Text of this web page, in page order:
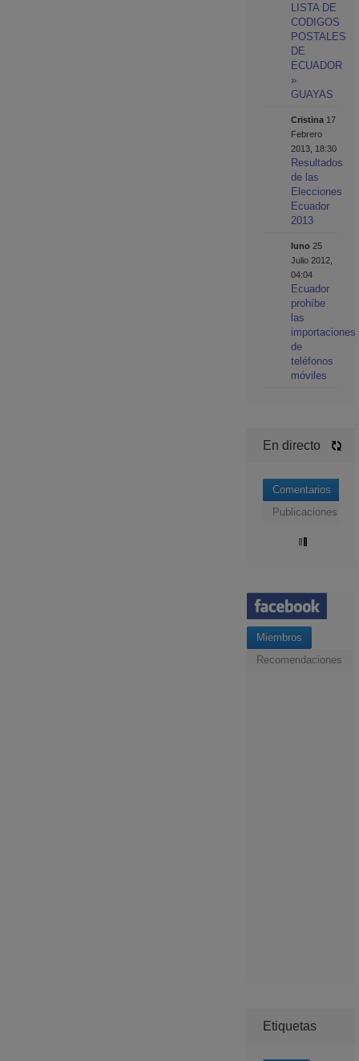
LISTA DE
CODIGOS
POSTALES
DE
ECUADOR
»
GUAYAS
Cristina 17
Febrero
2013, 18:30
Resultados
de las
Elecciones
Ecuador
2013
luno 25
Julio 2012,
04:04
Ecuador
prohíbe
las
importaciones
de
teléfonos
móviles
En directo
Comentarios
Publicaciones
Miembros
Recomendaciones
Etiquetas